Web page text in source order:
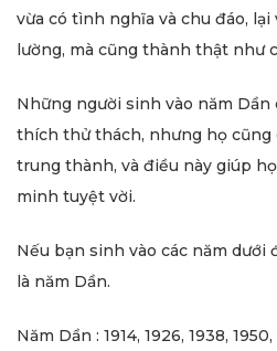
vừa có tình nghĩa và chu đáo, lại
lường, mà cũng thành thật như
Những người sinh vào năm
thích thử thách, nhưng họ cũng
trung thành, và điều này giúp
minh tuyệt vời.
Nếu bạn sinh vào các năm dưới
là năm Dần.
Năm Dần : 1914, 1926, 1938,